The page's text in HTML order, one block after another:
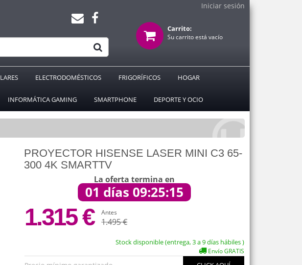
Iniciar sesión
Carrito:
Su carrito está vacío
ELECTRODOMÉSTICOS FRIGORÍFICOS HOGAR
INFORMÁTICA GAMING SMARTPHONE DEPORTE Y OCIO
PROYECTOR HISENSE LASER MINI C3 65-
300 4K SMARTTV
La oferta termina en
01 días 09:25:15
1.315 € Antes
1.495 €
Stock disponible (entrega, 3 a 9 días hábiles )
Envío GRATIS